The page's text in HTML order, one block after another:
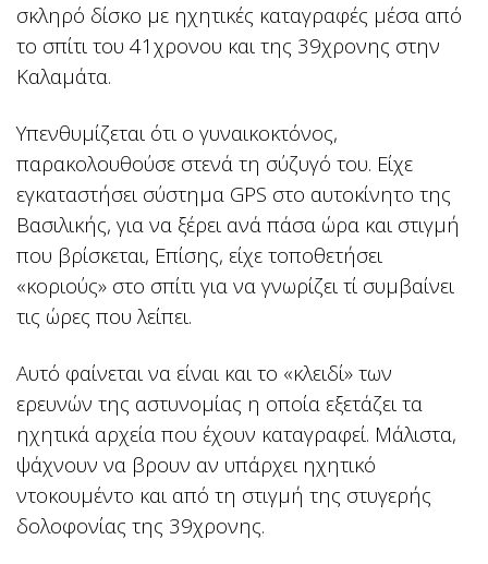
σκληρό δίσκο με ηχητικές καταγραφές μέσα από
το σπίτι του 41χρονου και της 39χρονης στην
Καλαμάτα.
Υπενθυμίζεται ότι ο γυναικοκτόνος,
παρακολουθούσε στενά τη σύζυγό του. Είχε
εγκαταστήσει σύστημα GPS στο αυτοκίνητο της
Βασιλικής, για να ξέρει ανά πάσα ώρα και στιγμή
που βρίσκεται, Επίσης, είχε τοποθετήσει
«κοριούς» στο σπίτι για να γνωρίζει τί συμβαίνει
τις ώρες που λείπει.
Αυτό φαίνεται να είναι και το «κλειδί» των
ερευνών της αστυνομίας η οποία εξετάζει τα
ηχητικά αρχεία που έχουν καταγραφεί. Μάλιστα,
ψάχνουν να βρουν αν υπάρχει ηχητικό
ντοκουμέντο και από τη στιγμή της στυγερής
δολοφονίας της 39χρονης.